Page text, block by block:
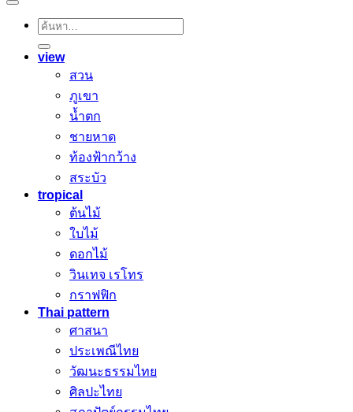
ค้นหา:
view
สวน
ภูเขา
น้ำตก
ชายหาด
ท้องฟ้ากว้าง
สระบัว
tropical
ต้นไม้
ใบไม้
ดอกไม้
วินเทจ เรโทร
กราฟฟิก
Thai pattern
ศาสนา
ประเพณีไทย
วัฒนะธรรมไทย
ศิลปะไทย